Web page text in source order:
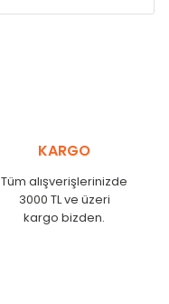
KARGO
Tüm alışverişlerinizde
3000 TL ve üzeri
kargo bizden.